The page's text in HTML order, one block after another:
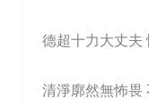
德超十力大丈夫
清淨廓然無怖畏